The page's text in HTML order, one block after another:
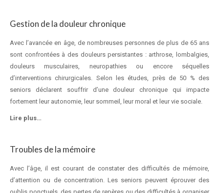
Gestion de la douleur chronique
Avec l’avancée en âge, de nombreuses personnes de plus de 65 ans
sont confrontées à des douleurs persistantes : arthrose, lombalgies,
douleurs musculaires, neuropathies ou encore séquelles
d’interventions chirurgicales. Selon les études, près de 50 % des
seniors déclarent souffrir d’une douleur chronique qui impacte
fortement leur autonomie, leur sommeil, leur moral et leur vie sociale.
Lire plus…
Troubles de la mémoire
Avec l’âge, il est courant de constater des difficultés de mémoire,
d’attention ou de concentration. Les seniors peuvent éprouver des